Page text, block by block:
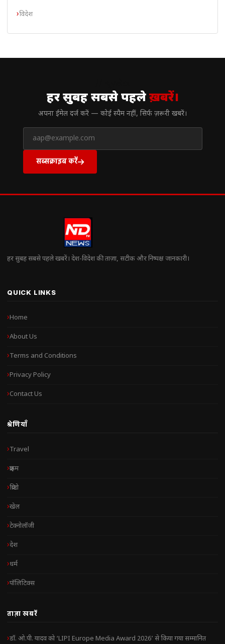
विदेश
हर सुबह सबसे पहलेख़बरें।
अपना ईमेल दर्ज करें — कोई स्पैम नहीं, सिर्फ ज़रूरी खबरें।
सब्सक्राइब करें
हर सुबह सबसे पहले खबरें। देश-विदेश की ताज़ा, सटीक और निष्पक्ष जानकारी।
QUICK LINKS
Home
About Us
Terms and Conditions
Privacy Policy
Contact Us
श्रेणियाँ
Travel
क्राइम
क्रिप्टो
खेल
टेक्नोलॉजी
देश
धर्म
पॉलिटिक्स
ताज़ा खबरें
डॉ. ओ.पी. यादव को ‘LIPI Europe Media Award 2026’ से किया गया सम्मानित